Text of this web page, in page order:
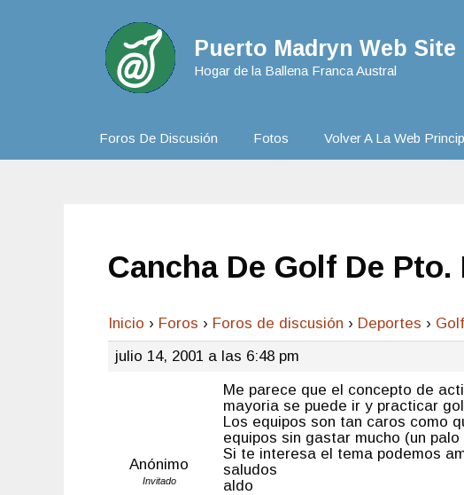
Puerto Madryn Web Site
Hogar de la Ballena Franca Austral
Foros De Discusión Fotos Volver A La Web
Cancha De Golf De Pto.
Inicio › Foros › Foros de discusión › Deportes › Golf
julio 14, 2001 a las 6:48 pm
Anónimo
Invitado
Me parece que el concepto de
mayoria se puede ir y practicar
Los equipos son tan caros como
equipos sin gastar mucho (un
Si te interesa el tema podemos
saludos
aldo